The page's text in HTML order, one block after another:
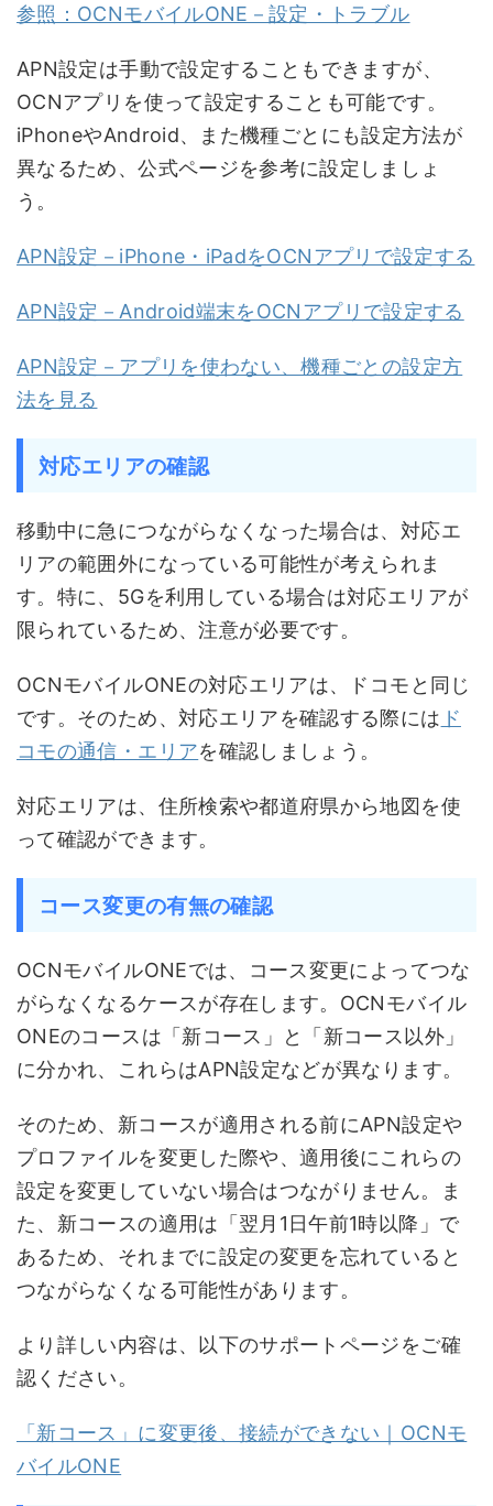
参照：OCNモバイルONE－設定・トラブル
APN設定は手動で設定することもできますが、
OCNアプリを使って設定することも可能です。
iPhoneやAndroid、また機種ごとにも設定方法が
異なるため、公式ページを参考に設定しましょ
う。
APN設定－iPhone・iPadをOCNアプリで設定する
APN設定－Android端末をOCNアプリで設定する
APN設定－アプリを使わない、機種ごとの設定方
法を見る
対応エリアの確認
移動中に急につながらなくなった場合は、対応エ
リアの範囲外になっている可能性が考えられま
す。特に、5Gを利用している場合は対応エリアが
限られているため、注意が必要です。
OCNモバイルONEの対応エリアは、ドコモと同じ
です。そのため、対応エリアを確認する際には ド
コモの通信・エリアを確認しましょう。
対応エリアは、住所検索や都道府県から地図を使
って確認ができます。
コース変更の有無の確認
OCNモバイルONEでは、コース変更によってつな
がらなくなるケースが存在します。OCNモバイル
ONEのコースは「新コース」と「新コース以外」
に分かれ、これらはAPN設定などが異なります。
そのため、新コースが適用される前にAPN設定や
プロファイルを変更した際や、適用後にこれらの
設定を変更していない場合はつながりません。ま
た、新コースの適用は「翌月1日午前1時以降」で
あるため、それまでに設定の変更を忘れていると
つながらなくなる可能性があります。
より詳しい内容は、以下のサポートページをご確
認ください。
「新コース」に変更後、接続ができない｜OCNモ
バイルONE